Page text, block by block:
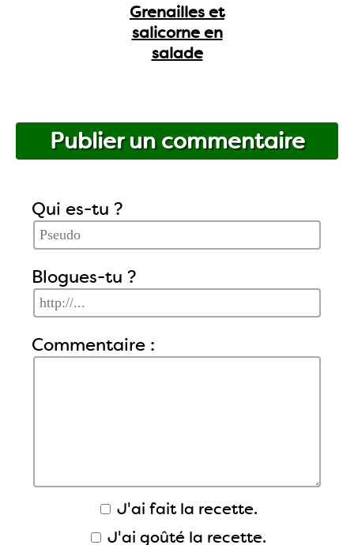
Grenailles et
salicorne en
salade
Publier un commentaire
Qui es-tu ?
Blogues-tu ?
Commentaire :
J'ai fait la recette.
J'ai goûté la recette.